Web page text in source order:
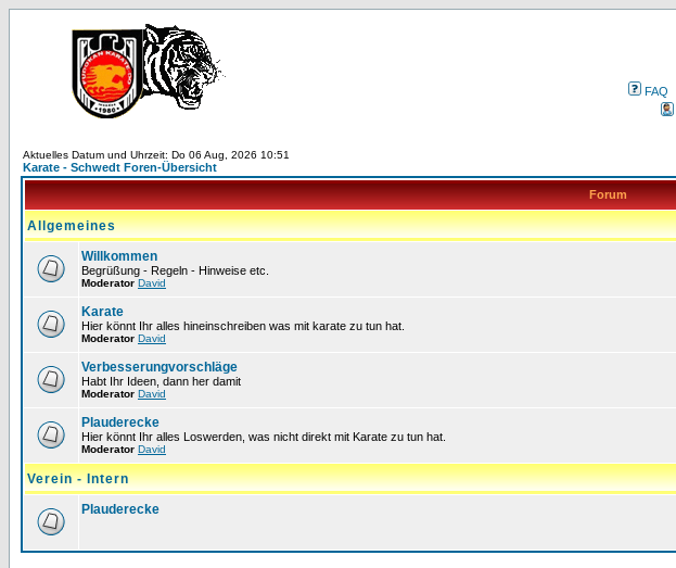
FAQ
Aktuelles Datum und Uhrzeit: Do 06 Aug, 2026 10:51
Karate - Schwedt Foren-Übersicht
Forum
Allgemeines
Willkommen
Begrüßung - Regeln - Hinweise etc.
Moderator David
Karate
Hier könnt Ihr alles hineinschreiben was mit karate zu tun hat.
Moderator David
Verbesserungvorschläge
Habt Ihr Ideen, dann her damit
Moderator David
Plauderecke
Hier könnt Ihr alles Loswerden, was nicht direkt mit Karate zu tun hat.
Moderator David
Verein - Intern
Plauderecke